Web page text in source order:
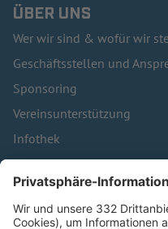
ÜBER UNS
Wer wir sind & wofür wir
Geschäftsstellen und
Sponsoring
Vereinsunterstützung
Infothek
Kontakt
HÄUFIG BESUCHTE